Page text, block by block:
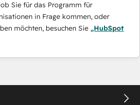
Sie für das Programm für
in Frage kommen, oder
möchten, besuchen Sie „HubSpot